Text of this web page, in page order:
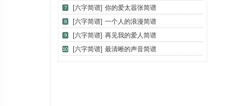
[六字简谱] 你的爱太嚣张简谱
[六字简谱] 一个人的浪漫简谱
[六字简谱] 再见我的爱人简谱
[六字简谱] 最清晰的声音简谱